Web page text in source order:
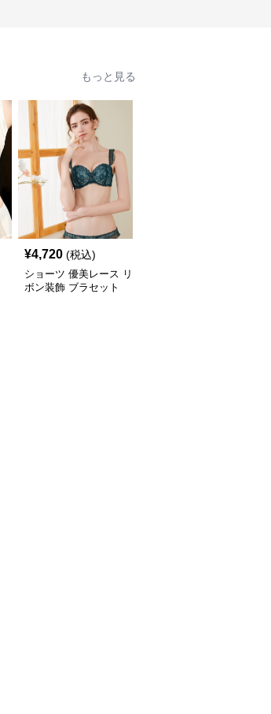
もっと見る
¥4,720 (税込)
ショーツ 優美レース リ
ボン装飾 ブラセット